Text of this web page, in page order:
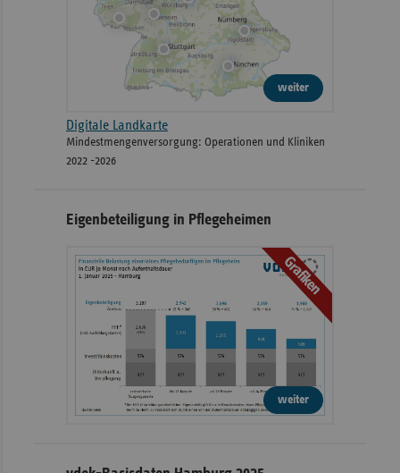
weiter
Digitale Landkarte
Mindestmengenversorgung: Operationen und Kliniken
2022 -2026
Eigenbeteiligung in Pflegeheimen
Grafiken
weiter